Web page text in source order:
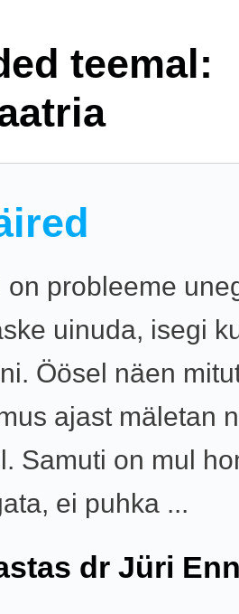
teemal:
on probleeme
uinuda, isegi
Öösel näen
ajast mäletan
Samuti on mul
ei puhka ...
dr Jüri